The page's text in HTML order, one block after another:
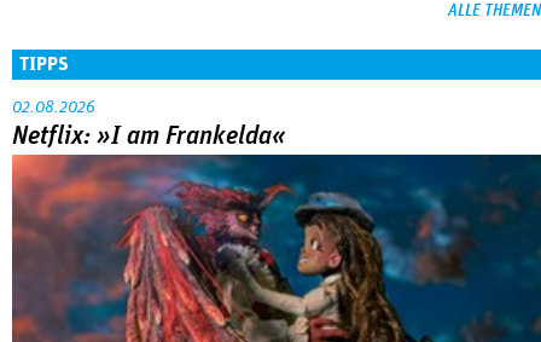
ALLE THEMEN
TIPPS
02.08.2026
Netflix: »I am Frankelda«